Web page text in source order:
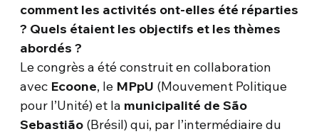
comment les activités ont-elles été réparties
? Quels étaient les objectifs et les thèmes
abordés ?
Le congrès a été construit en collaboration
avec Ecoone, le MPpU (Mouvement Politique
pour l’Unité) et la municipalité de São
Sebastião (Brésil) qui, par l’intermédiaire du